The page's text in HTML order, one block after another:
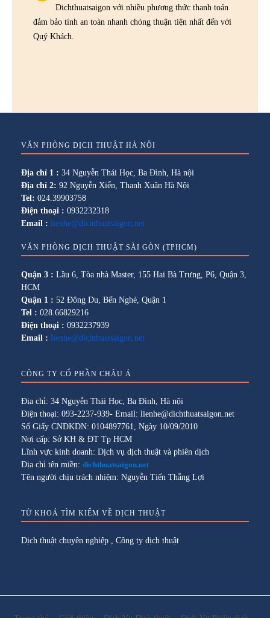
Dichthuatsaigon với nhiều phương thức thanh toán
đảm bảo tính an toàn nhanh chóng thuận tiện nhất đến với
Quý Khách.
VĂN PHÒNG DỊCH THUẬT HÀ NỘI
Địa chỉ 1 : 34 Nguyễn Thái Học, Ba Đình, Hà nội
Địa chỉ 2: 92 Nguyễn Xiển, Thanh Xuân Hà Nội
Tel: 024.39903758
Điện thoại : 0932232318
Email : lienhe@dichthuatsaigon.net
VĂN PHÒNG DỊCH THUẬT SÀI GÒN (TPHCM)
Quận 3 : Lầu 6, Tòa nhà Master, 155 Hai Bà Trưng, P6, Quận 3,
HCM
Quận 1 : 52 Đông Du, Bến Nghé, Quận 1
Tel : 028.66829216
Điện thoại : 0932237939
Email : lienhe@dichthuatsaigon.net
CÔNG TY CỔ PHẦN CHÂU Á
Địa chỉ: 34 Nguyễn Thái Học, Ba Đình, Hà nội
Điện thoại: 093-2237-939- Email: lienhe@dichthuatsaigon.net
Số Giấy CNĐKDN: 0104897761, Ngày 10/09/2010
Nơi cấp: Sở KH & ĐT Tp HCM
Lĩnh vực kinh doanh: Dịch vụ dịch thuật và phiên dịch
Địa chỉ tên miền: dichthuatsaigon.net
Tên người chịu trách nhiệm: Nguyễn Tiến Thắng Lợi
TỪ KHOÁ TÌM KIẾM VỀ DỊCH THUẬT
Dịch thuật chuyên nghiệp , Công ty dịch thuật